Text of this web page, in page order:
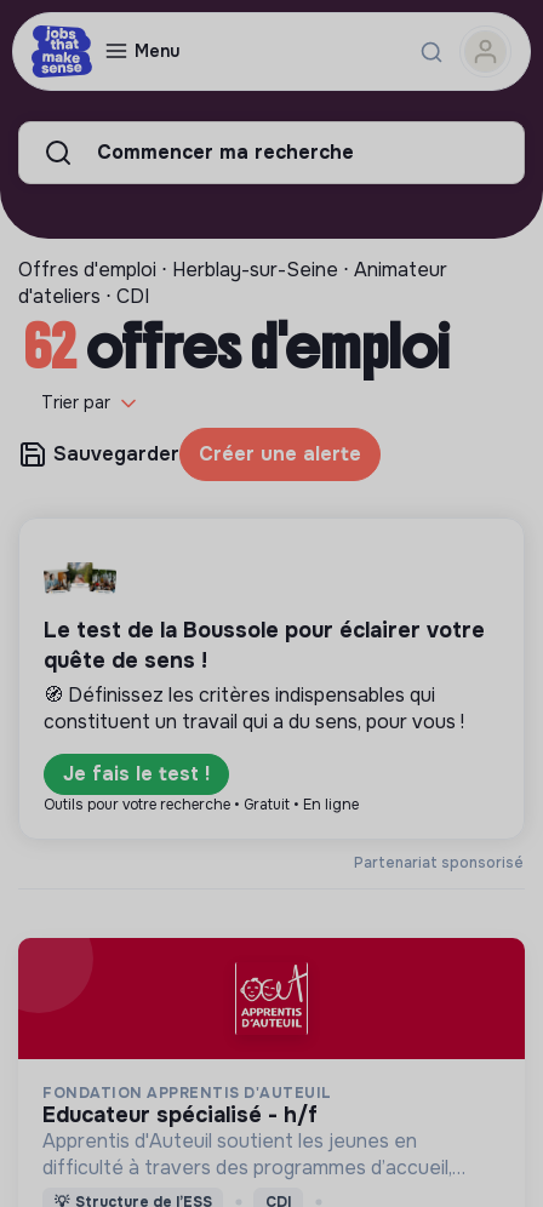
Menu
Commencer ma recherche
Offres d'emploi ⋅ Herblay-sur-Seine ⋅ Animateur
d'ateliers ⋅ CDI
62offres d'emploi
Trier par
Sauvegarder Créer une alerte
Partenariat sponsorisé
Le test de la Boussole pour éclairer votre
quête de sens !
🧭 Définissez les critères indispensables qui
constituent un travail qui a du sens, pour vous !
Je fais le test !
Outils pour votre recherche • Gratuit • En ligne
FONDATION APPRENTIS D'AUTEUIL
educateur spécialisé - h/f
Apprentis d'Auteuil soutient les jeunes en
difficulté à travers des programmes d’accueil,
d’éducation, de formation et d’insertion pour leur
💡 Structure de l’ESS CDI